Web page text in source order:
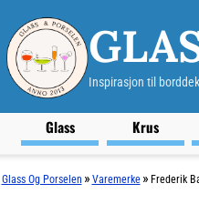
Inspirasjon til
Glass Krus
Glass Og Porselen » Varemerke » Frederik